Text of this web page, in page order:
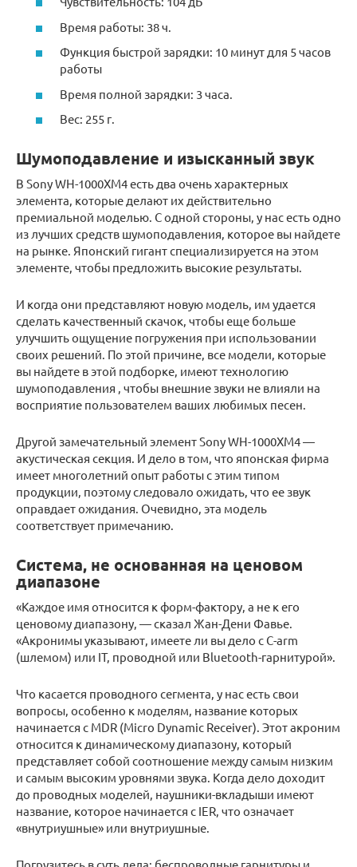
Время работы: 38 ч.
Функция быстрой зарядки: 10 минут для 5 часов
работы
Время полной зарядки: 3 часа.
Вес: 255 г.
Шумоподавление и изысканный звук
В Sony WH-1000XM4 есть два очень характерных
элемента, которые делают их действительно
премиальной моделью. С одной стороны, у нас есть одно
из лучших средств шумоподавления, которое вы найдете
на рынке. Японский гигант специализируется на этом
элементе, чтобы предложить высокие результаты.
И когда они представляют новую модель, им удается
сделать качественный скачок, чтобы еще больше
улучшить ощущение погружения при использовании
своих решений. По этой причине, все модели, которые
вы найдете в этой подборке, имеют технологию
шумоподавления , чтобы внешние звуки не влияли на
восприятие пользователем ваших любимых песен.
Другой замечательный элемент Sony WH-1000XM4 —
акустическая секция. И дело в том, что японская фирма
имеет многолетний опыт работы с этим типом
продукции, поэтому следовало ожидать, что ее звук
оправдает ожидания. Очевидно, эта модель
соответствует примечанию.
Система, не основанная на ценовом
диапазоне
«Каждое имя относится к форм-фактору, а не к его
ценовому диапазону, — сказал Жан-Дени Фавье.
«Акронимы указывают, имеете ли вы дело с C-arm
(шлемом) или IT, проводной или Bluetooth-гарнитурой».
Что касается проводного сегмента, у нас есть свои
вопросы, особенно к моделям, название которых
начинается с MDR (Micro Dynamic Receiver). Этот акроним
относится к динамическому диапазону, который
представляет собой соотношение между самым низким
и самым высоким уровнями звука. Когда дело доходит
до проводных моделей, наушники-вкладыши имеют
название, которое начинается с IER, что означает
«внутриушные» или внутриушные.